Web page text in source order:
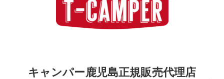
キャンパー鹿児島正規販売代理店